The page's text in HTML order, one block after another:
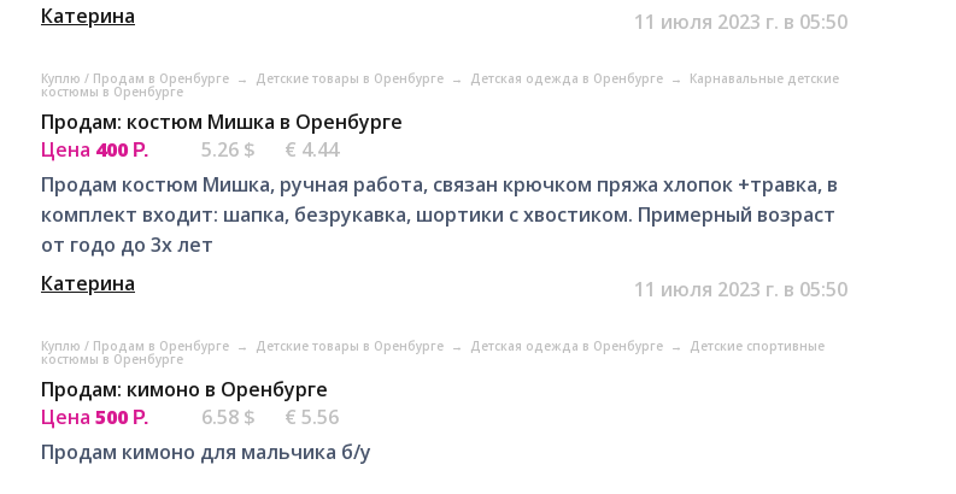
Катерина 11 июля 2023 г. в 05:50
Куплю / Продам в Оренбурге → Детские товары в Оренбурге → Детская одежда в Оренбурге → Карнавальные детские
костюмы в Оренбурге
Продам: костюм Мишка в Оренбурге
Цена 400 Р. 5.26 $
€ 4.44
Продам костюм Мишка, ручная работа, связан крючком пряжа хлопок +травка, в
комплект входит: шапка, безрукавка, шортики с хвостиком. Примерный возраст
от годо до 3х лет
Катерина
11 июля 2023 г. в 05:50
Куплю / Продам в Оренбурге → Детские товары в Оренбурге → Детская одежда в Оренбурге → Детские спортивные
костюмы в Оренбурге
Продам: кимоно в Оренбурге
Цена 500 Р. 6.58 $
€ 5.56
Продам кимоно для мальчика б/у